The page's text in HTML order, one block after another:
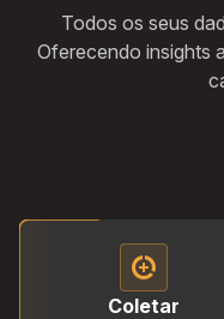
Todos os seus
Oferecendo insights
data_saver_on
Coletar